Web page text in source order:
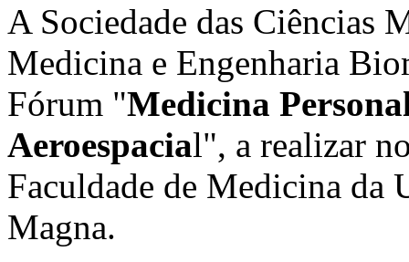
A Sociedade das Ciências
Medicina e Engenharia
Fórum "Medicina
Aeroespacial", a realizar
Faculdade de Medicina da
Magna.